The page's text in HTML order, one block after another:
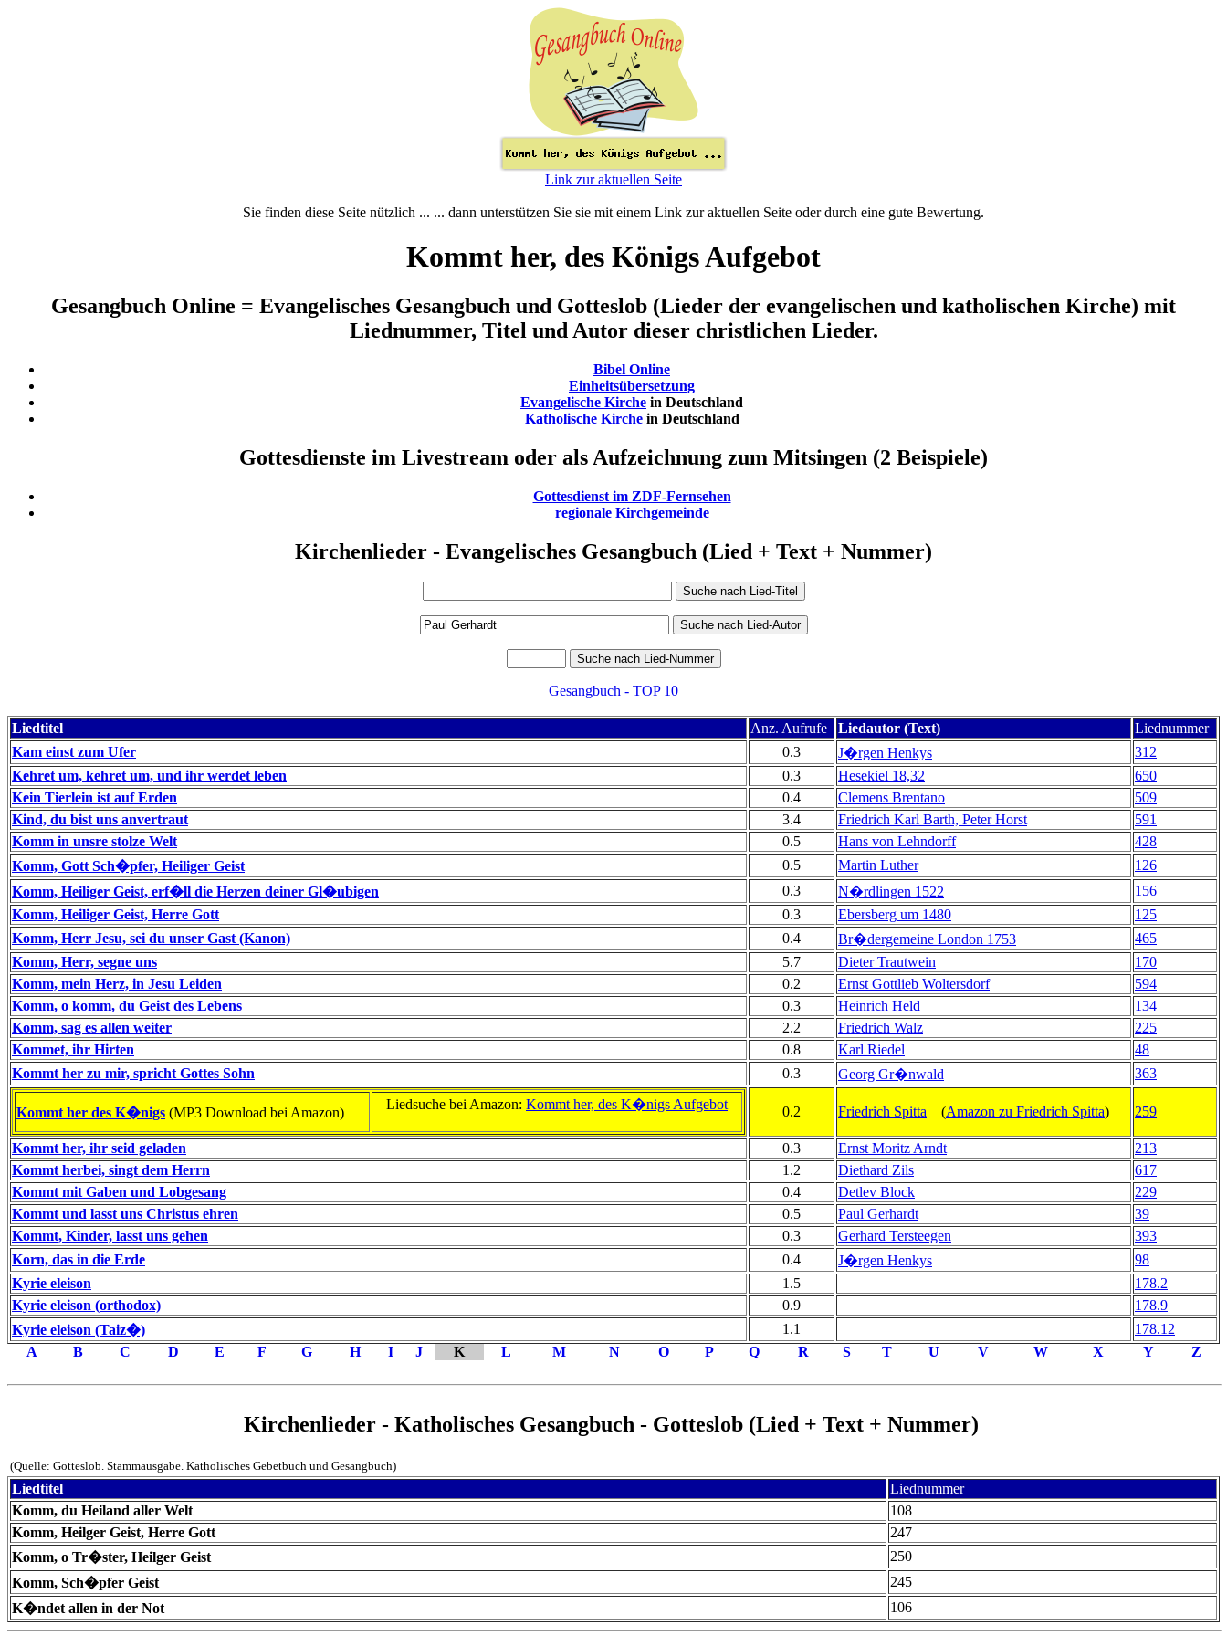
Link zur aktuellen Seite
Sie finden diese Seite nützlich ... ... dann unterstützen Sie sie mit einem Link zur aktuellen Seite oder durch eine gute Bewertung.
Kommt her, des Königs Aufgebot
Gesangbuch Online = Evangelisches Gesangbuch und Gotteslob (Lieder der evangelischen und katholischen Kirche) mit
Liednummer, Titel und Autor dieser christlichen Lieder.
Bibel Online
Einheitsübersetzung
Evangelische Kirche in Deutschland
Katholische Kirchein Deutschland
Gottesdienste im Livestream oder als Aufzeichnung zum Mitsingen (2 Beispiele)
Gottesdienst im ZDF-Fernsehen
regionale Kirchgemeinde
Kirchenlieder - Evangelisches Gesangbuch (Lied + Text + Nummer)
Gesangbuch - TOP 10
Liedtitel Anz. Aufrufe Liedautor (Text)
Liednummer
Kam einst zum Ufer
0.3 J�rgen Henkys
312
Kehret um, kehret um, und ihr werdet leben
0.3 Hesekiel 18,32
650
Kein Tierlein ist auf Erden
0.4 Clemens Brentano
509
Kind, du bist uns anvertraut
3.4 Friedrich Karl Barth, Peter Horst
591
Komm in unsre stolze Welt
0.5 Hans von Lehndorff
428
Komm, Gott Sch�pfer, Heiliger Geist
0.5 Martin Luther
126
Komm, Heiliger Geist, erf�ll die Herzen deiner Gl�ubigen
0.3 N�rdlingen 1522
156
Komm, Heiliger Geist, Herre Gott
0.3 Ebersberg um 1480
125
Komm, Herr Jesu, sei du unser Gast (Kanon)
0.4 Br�dergemeine London 1753
465
Komm, Herr, segne uns
5.7 Dieter Trautwein
170
Komm, mein Herz, in Jesu Leiden
0.2 Ernst Gottlieb Woltersdorf
594
Komm, o komm, du Geist des Lebens
0.3 Heinrich Held
134
Komm, sag es allen weiter
2.2 Friedrich Walz
225
Kommet, ihr Hirten
0.8 Karl Riedel
48
Kommt her zu mir, spricht Gottes Sohn
0.3 Georg Gr�nwald 363
Kommt her des K�nigs (MP3 Download bei Amazon)
Liedsuche bei Amazon: Kommt her, des K�nigs Aufgebot 0.2 Friedrich Spitta (Amazon zu Friedrich Spitta) 259
Kommt her, ihr seid geladen 0.3 Ernst Moritz Arndt
213
Kommt herbei, singt dem Herrn
1.2 Diethard Zils
617
Kommt mit Gaben und Lobgesang
0.4 Detlev Block
229
Kommt und lasst uns Christus ehren
0.5 Paul Gerhardt
39
Kommt, Kinder, lasst uns gehen
0.3 Gerhard Tersteegen
393
Korn, das in die Erde
0.4 J�rgen Henkys
98
Kyrie eleison
1.5
178.2
Kyrie eleison (orthodox)
0.9
178.9
Kyrie eleison (Taiz�)
1.1
178.12
A
B C D E F G H I J K L M N O P Q R S T U V W X Y Z
Kirchenlieder - Katholisches Gesangbuch - Gotteslob (Lied + Text + Nummer)
(Quelle: Gotteslob. Stammausgabe. Katholisches Gebetbuch und Gesangbuch)
Liedtitel
Liednummer
Komm, du Heiland aller Welt
108
Komm, Heilger Geist, Herre Gott
247
Komm, o Tr�ster, Heilger Geist
250
Komm, Sch�pfer Geist
245
K�ndet allen in der Not
106